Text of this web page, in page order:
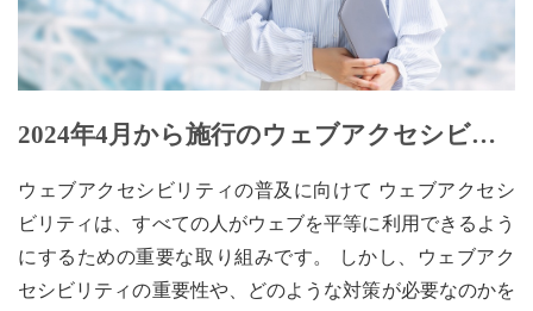
2024年4月から施行のウェブアクセシビリ
ウェブアクセシビリティの普及に向けて ウェブアクセシ
ビリティは、すべての人がウェブを平等に利用できるよう
にするための重要な取り組みです。 しかし、ウェブアク
セシビリティの重要性や、どのような対策が必要なのかを